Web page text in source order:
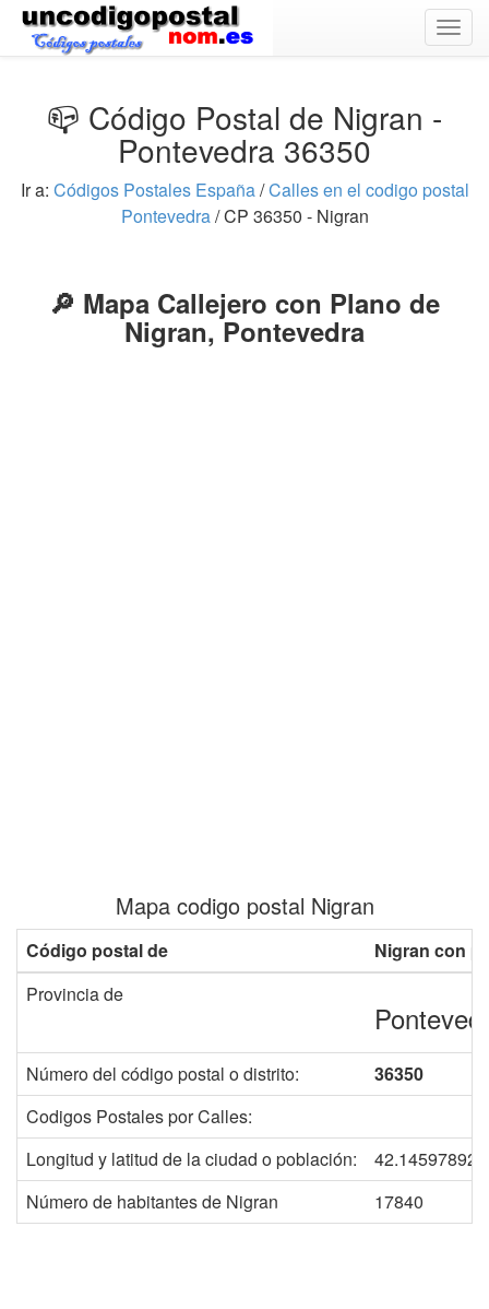
📪 Código Postal de Nigran -
Pontevedra 36350
Ir a: Códigos Postales España/Calles en el codigo postal
Pontevedra/ CP 36350 - Nigran
🔎 Mapa Callejero con Plano de
Nigran, Pontevedra
Mapa codigo postal Nigran
Código postal de
Nigran con
Provincia de
Número del código postal o distrito:
36350
Codigos Postales por Calles:
Longitud y latitud de la ciudad o población:
Número de habitantes de Nigran
17840